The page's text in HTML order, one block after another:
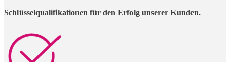
Schlüsselqualifikationen für den Erfolg unserer Kunden.